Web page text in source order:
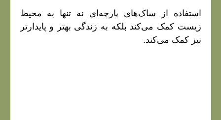
استفاده از ساک‌های پارچه‌ای نه تنها به محیط
زیست کمک می‌کند بلکه به زندگی بهتر و پایدارتر
نیز کمک می‌کند.